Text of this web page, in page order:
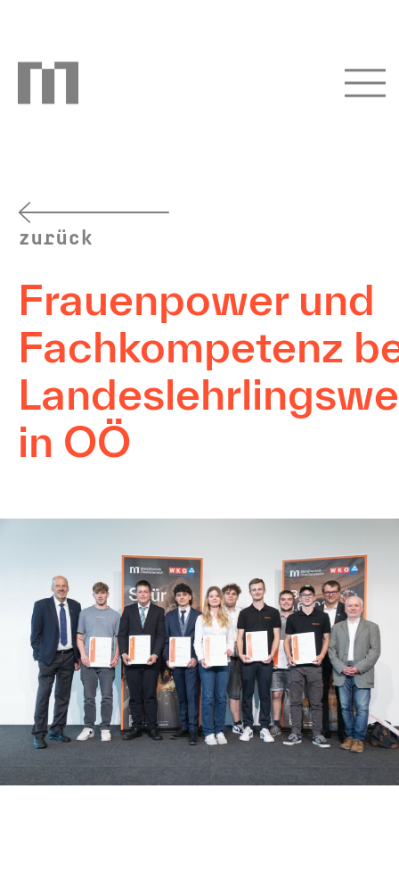
zurück
Frauenpower und
Fachkompetenz
in OÖ